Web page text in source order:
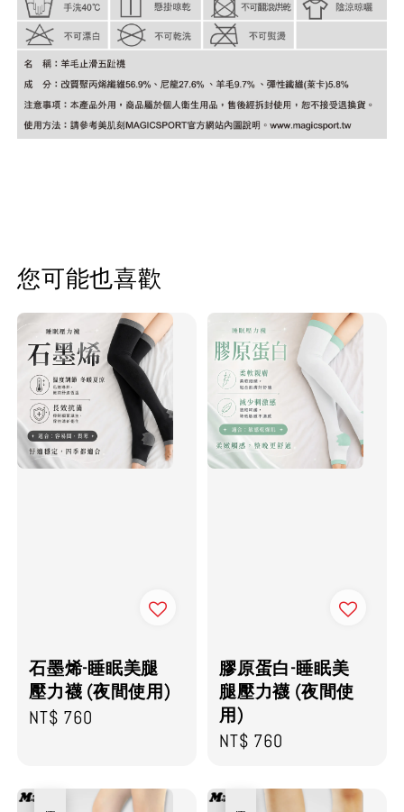
您可能也喜歡
石墨烯-睡眠美腿
壓力襪 (夜間使用)
Regular
NT$ 760
膠原蛋白-睡眠美
腿壓力襪 (夜間使
用)
Regular
NT$ 760